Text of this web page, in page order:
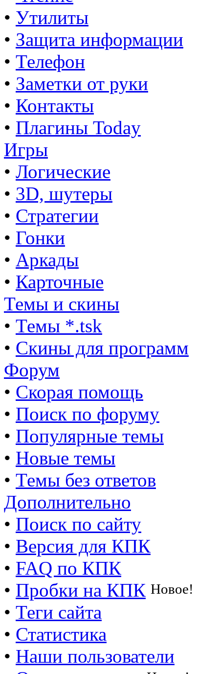
• Утилиты
• Защита информации
• Телефон
• Заметки от руки
• Контакты
• Плагины Today
Игры
• Логические
• 3D, шутеры
• Стратегии
• Гонки
• Аркады
• Карточные
Темы и скины
• Темы *.tsk
• Скины для программ
Форум
• Скорая помощь
• Поиск по форуму
• Популярные темы
• Новые темы
• Темы без ответов
Дополнительно
• Поиск по сайту
• Версия для КПК
• FAQ по КПК
• Пробки на КПК Новое!
• Теги сайта
• Статистика
• Наши пользователи